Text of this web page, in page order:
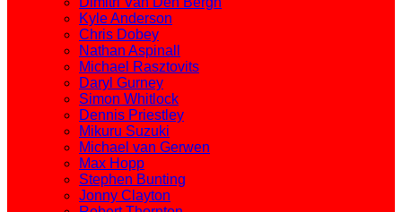
Kyle Anderson
Chris Dobey
Nathan Aspinall
Michael Rasztovits
Daryl Gurney
Simon Whitlock
Dennis Priestley
Mikuru Suzuki
Michael van Gerwen
Max Hopp
Stephen Bunting
Jonny Clayton